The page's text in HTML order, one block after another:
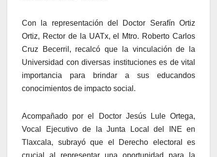
Con la representación del Doctor Serafín Ortiz
Ortiz, Rector de la UATx, el Mtro. Roberto Carlos
Cruz Becerril, recalcó que la vinculación de la
Universidad con diversas instituciones es de vital
importancia para brindar a sus educandos
conocimientos de impacto social.
Acompañado por el
Doctor Jesús Lule Ortega,
Vocal Ejecutivo de la Junta Local del INE en
Tlaxcala, subrayó que el Derecho electoral es
crucial al representar una oportunidad para la